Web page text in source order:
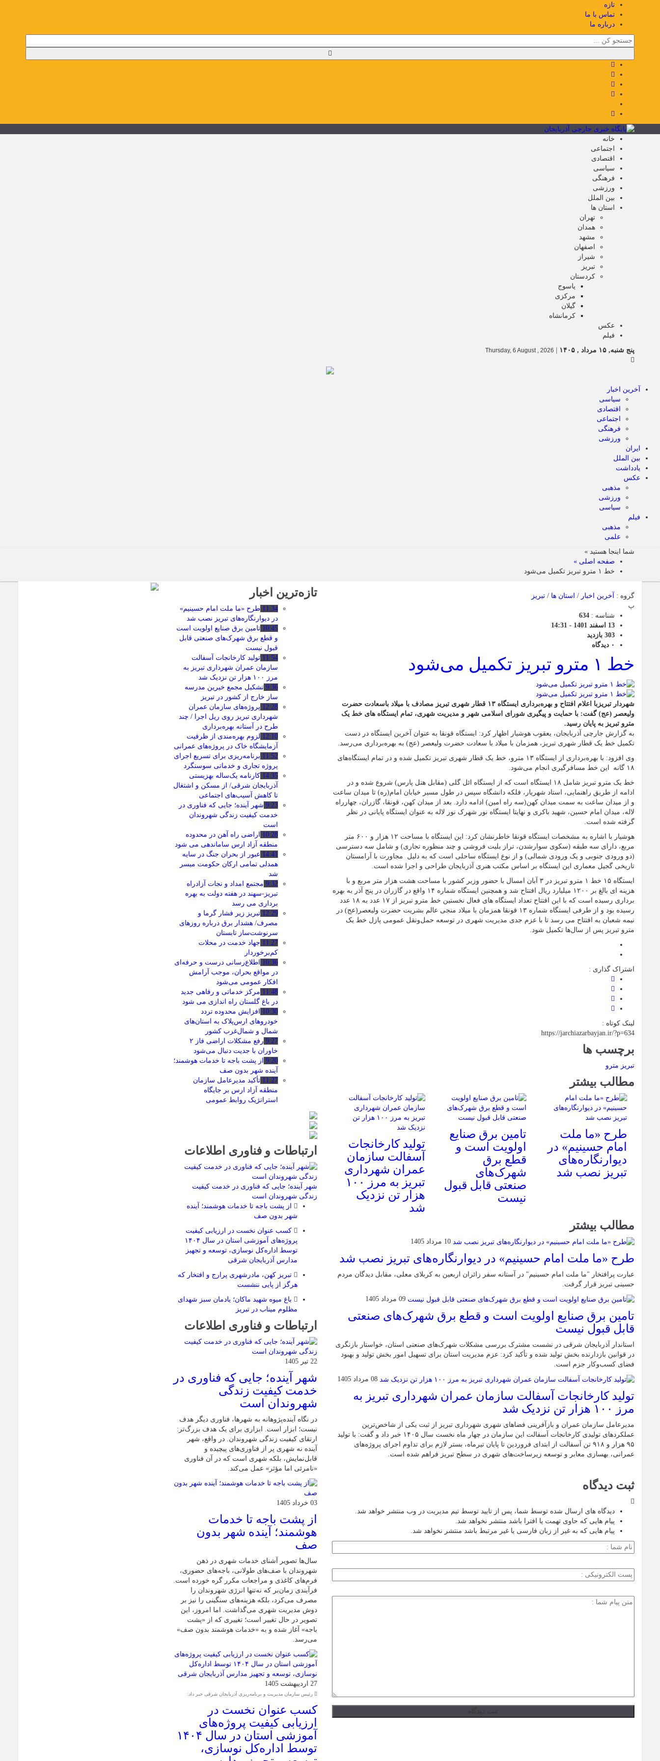
تازه
تماس با ما
درباره ما
خانه
اجتماعی
اقتصادی
سیاسی
فرهنگی
ورزشی
بین الملل
استان ها
تهران
همدان
مشهد
اصفهان
شیراز
تبریز
کردستان
یاسوج
مرکزی
گیلان
کرمانشاه
عکس
فیلم
پنج شنبه, ۱۵ مرداد , ۱۴۰۵
Thursday, 6 August , 2026
آخرین اخبار
سیاسی
اقتصادی
اجتماعی
فرهنگی
ورزشی
ایران
بین الملل
یادداشت
عکس
مذهبی
ورزشی
سیاسی
فیلم
مذهبی
علمی
شما اینجا هستید »
صفحه اصلی »
خط ۱ مترو تبریز تکمیل می‌شود
گروه : آخرین اخبار / استان ها / تبریز
پ
شناسه : 634
13 اسفند 1401 - 14:31
303 بازدید
۰ دیدگاه
خط ۱ مترو تبریز تکمیل می‌شود
شهردار تبریزبا اعلام افتتاح و بهره‌برداری ایستگاه ۱۳ قطار شهری تبریز مصادف با میلاد باسعادت حضرت
ولیعصر (عج) گفت: با حمایت و پیگیری شورای اسلامی شهر و مدیریت شهری، تمام ایستگاه های خط یک
مترو تبریز به پایان رسید.
به گزارش جارچی آذربایجان، یعقوب هوشیار اظهار کرد: ایستگاه قونقا به عنوان آخرین ایستگاه در دست
تکمیل خط یک قطار شهری تبریز، همزمان با میلاد با سعادت حضرت ولیعصر (عج) به بهره‌برداری می‌رسد.
وی افزود: با بهره‌برداری از ایستگاه ۱۳ مترو، خط یک قطار شهری تبریز تکمیل شده و در تمام ایستگاه‌های
۱۸ گانه این خط مسافرگیری انجام می‌شود.
خط یک مترو تبریز شامل ۱۸ ایستگاه است که از ایستگاه ائل گلی (مقابل هتل پارس) شروع شده و در
ادامه از طریق راهنمایی، استاد شهریار، فلکه دانشگاه سپس در طول مسیر خیابان امام(ره) تا میدان ساعت
و از میدان ساعت به سمت میدان کهن(سه راه امین) ادامه دارد. بعد از میدان کهن، قونقا، گازران، چهارراه
لاله، میدان امام حسین، شهید باکری و نهایتا ایستگاه نور شهرک نور لاله به عنوان ایستگاه پایانی در نظر
گرفته شده است.
هوشیار با اشاره به مشخصات ایستگاه قونقا خاطرنشان کرد: این ایستگاه با مساحت ۱۲ هزار و ۶۰۰ متر
مربع، دارای سه طبقه (سکوی سوارشدن، تراز بلیت فروشی و چند منظوره تجاری) و شامل سه دسترسی
(دو ورودی جنوبی و یک ورودی شمالی) و از نوع ایستگاه ساحلی است که به دلیل مجاورت با آرامستان
تاریخی گجیل معماری این ایستگاه بر اساس مکتب هنری آذربایجان طراحی و اجرا شده است.
ایستگاه ۱۵ خط ۱ مترو تبریز در ۳ آبان امسال با حضور وزیر کشور با مساحت هشت هزار متر مربع و با
هزینه ای بالغ بر ۱۲۰۰ میلیارد ریال افتتاح شد و همچنین ایستگاه شماره ۱۴ واقع در گازران در پنج آذر به بهره
برداری رسیده است که با این افتتاح تعداد ایستگاه های فعال نخستین خط مترو تبریز از ۱۷ عدد به ۱۸ عدد
رسیده بود و از طرفی ایستگاه شماره ۱۳ قونقا همزمان با میلاد منجی عالم بشریت حضرت ولیعصر(عج) در
نیمه شعبان به افتتاح می رسد تا با عزم جدی مدیریت شهری در توسعه حمل‌ونقل عمومی پازل خط یک
مترو تبریز پس از سال‌ها تکمیل شود.
اشتراک گذاری :
لینک کوتاه :
https://jarchiazarbayjan.ir/?p=634
برچسب ها
تبریز مترو
مطالب بیشتر
طرح «ما ملت
امام حسینیم» در
دیوارنگاره‌های
تبریز نصب شد
تامین برق صنایع
اولویت است و
قطع برق
شهرک‌های
صنعتی قابل قبول
نیست
تولید کارخانجات
آسفالت سازمان
عمران شهرداری
تبریز به مرز ۱۰۰
هزار تن نزدیک
شد
مطالب بیشتر
10 مرداد 1405
طرح «ما ملت امام حسینیم» در دیوارنگاره‌های تبریز نصب شد
عبارت پرافتخار "ما ملت امام حسینیم" در آستانه سفر زائران اربعین به کربلای معلی، مقابل دیدگان مردم
حسینی تبریز قرار گرفت.
09 مرداد 1405
تامین برق صنایع اولویت است و قطع برق شهرک‌های صنعتی
قابل قبول نیست
استاندار آذربایجان شرقی در نشست مشترک بررسی مشکلات شهرک‌های صنعتی استان، خواستار بازنگری
در قوانین بازدارنده بخش تولید شده و تأکید کرد: عزم مدیریت استان برای تسهیل امور بخش تولید و بهبود
فضای کسب‌وکار جزم است.
08 مرداد 1405
تولید کارخانجات آسفالت سازمان عمران شهرداری تبریز به
مرز ۱۰۰ هزار تن نزدیک شد
مدیرعامل سازمان عمران و بازآفرینی فضاهای شهری شهرداری تبریز از ثبت یکی از شاخص‌ترین
عملکردهای تولیدی کارخانجات آسفالت این سازمان در چهار ماه نخست سال ۱۴۰۵ خبر داد و گفت: با تولید
۹۵ هزار و ۹۱۸ تن آسفالت از ابتدای فروردین تا پایان تیرماه، بستر لازم برای تداوم اجرای پروژه‌های
عمرانی، بهسازی معابر و توسعه زیرساخت‌های شهری در سطح تبریز فراهم شده است.
ثبت دیدگاه
دیدگاه های ارسال شده توسط شما، پس از تایید توسط تیم مدیریت در وب منتشر خواهد شد.
پیام هایی که حاوی تهمت یا افترا باشد منتشر نخواهد شد.
پیام هایی که به غیر از زبان فارسی یا غیر مرتبط باشد منتشر نخواهد شد.
تازه‌ترین اخبار
11:34 طرح «ما ملت امام حسینیم»
در دیوارنگاره‌های تبریز نصب شد
10:45 تامین برق صنایع اولویت است
و قطع برق شهرک‌های صنعتی قابل
قبول نیست
11:54 تولید کارخانجات آسفالت
سازمان عمران شهرداری تبریز به
مرز ۱۰۰ هزار تن نزدیک شد
9:36 تشکیل مجمع خیرین مدرسه
‌ساز خارج از کشور در تبریز
12:28 پروژه‌های سازمان عمران
شهرداری تبریز روی ریل اجرا / چند
طرح در آستانه بهره‌برداری
12:10 لزوم بهره‌مندی از ظرفیت
آزمایشگاه خاک در پروژه‌های عمرانی
11:52 برنامه‌ریزی برای تسریع اجرای
پروژه تجاری و خدماتی سوسنگرد
14:35 کارنامه یک‌ساله بهزیستی
آذربایجان شرقی/ از مسکن و اشتغال
تا کاهش آسیب‌های اجتماعی
9:23 شهر آینده؛ جایی که فناوری در
خدمت کیفیت زندگی شهروندان
است
10:28
اراضی راه آهن در محدوده
منطقه آزاد ارس ساماندهی می شود
14:41 عبور از بحران جنگ در سایه
همدلی تمامی ارکان حکومت میسر
شد
9:32 مجتمع امداد و نجات آزادراه
تبریز-سهند در هفته دولت به بهره
‌برداری می‌ رسد
12:29 تبریز زیر فشار گرما و
مصرف/ هشدار برق درباره روزهای
سرنوشت‌ساز تابستان
11:27 جهاد خدمت در محلات
کم‌برخوردار
10:36 اطلاع‌رسانی درست و حرفه‌ای
در مواقع بحران، موجب آرامش
افکار عمومی می‌شود
11:48 مرکز خدماتی و رفاهی جدید
در باغ گلستان راه اندازی می شود
10:30
افزایش محدوده تردد
خودروهای ارس‌پلاک به استان‌های
شمال و شمال‌غرب کشور
9:27
رفع مشکلات اراضی فاز ۲
خاوران با جدیت دنبال می‌شود
9:20 از پشت باجه تا خدمات هوشمند؛
آینده شهر بدون صف
11:27 تأکید مدیرعامل سازمان
منطقه آزاد ارس بر جایگاه
استراتژیک روابط عمومی
ارتباطات و فناوری اطلاعات
شهر آینده؛ جایی که فناوری در خدمت کیفیت
زندگی شهروندان است
از پشت باجه تا خدمات هوشمند؛ آینده
شهر بدون صف
کسب عنوان نخست در ارزیابی کیفیت
پروژه‌های آموزشی استان در سال ۱۴۰۴
توسط اداره‌کل نوسازی، توسعه و تجهیز
مدارس آذربایجان شرقی
تبریز کهن، مادرشهری پرارج و افتخار که
هرگز از پایی ننشست
باغ میوه شهید ماکان؛ یادمان سبز شهدای
مظلوم میناب در تبریز
ارتباطات و فناوری اطلاعات
22 تیر 1405
شهر آینده؛ جایی که فناوری در
خدمت کیفیت زندگی
شهروندان است
در نگاه آینده‌پژوهانه به شهرها، فناوری دیگر هدف
نیست؛ ابزار است. ابزاری برای یک هدف بزرگ‌تر:
ارتقای کیفیت زندگی شهروندان. در واقع، شهر
آینده نه شهری پر از فناوری‌های پیچیده و
قابل‌نمایش، بلکه شهری است که در آن فناوری
«نامرئی اما مؤثر» عمل می‌کند.
03 خرداد 1405
از پشت باجه تا خدمات
هوشمند؛ آینده شهر بدون
صف
سال‌ها تصویر آشنای خدمات شهری در ذهن
شهروندان با صف‌های طولانی، باجه‌های حضوری،
فرم‌های کاغذی و مراجعات مکرر گره خورده است.
فرآیندی زمان‌بر که نه‌تنها انرژی شهروندان را
مصرف می‌کرد، بلکه هزینه‌های سنگینی را نیز بر
دوش مدیریت شهری می‌گذاشت. اما امروز، این
تصویر در حال تغییر است؛ تغییری که از «پشت
باجه» آغاز شده و به «خدمات هوشمند بدون صف»
می‌رسد.
27 اردیبهشت 1405
رئیس سازمان مدیریت و برنامه‌ریزی آذربایجان شرقی خبر داد:
کسب عنوان نخست در
ارزیابی کیفیت پروژه‌های
آموزشی استان در سال ۱۴۰۴
توسط اداره‌کل نوسازی،